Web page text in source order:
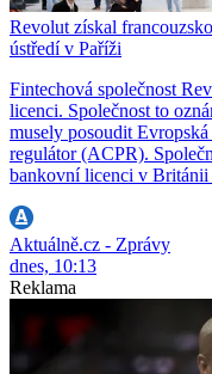
Revolut získal
ústředí v Paříži
Fintechová společnost
licenci. Společnost to
musely posoudit
regulátor (ACPR).
bankovní licenci v Británii
Aktuálně.cz - Zprávy
dnes, 10:13
Reklama